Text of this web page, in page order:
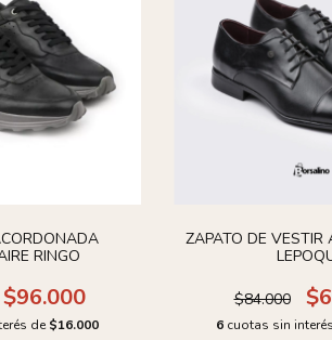
RINGO
$96.000
de $16.000
ZAPATO DE VESTIR
$84.000
6 cuotas sin